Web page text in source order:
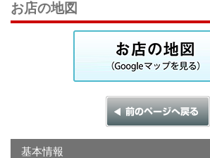
お店の地図
基本情報